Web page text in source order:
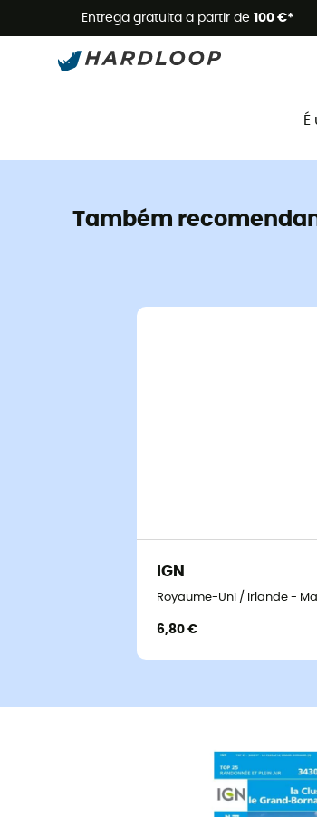
Entrega gratuita a partir de 100 €*
Também
IGN
Royaume-Uni / Irlande -
6,80 €